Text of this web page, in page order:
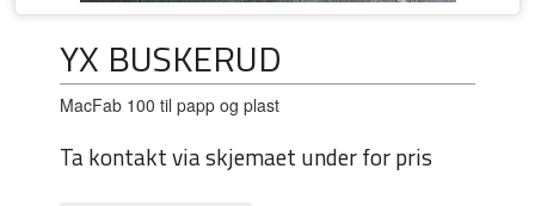
YX BUSKERUD
MacFab 100 til papp og plast
Ta kontakt via skjemaet under for pris